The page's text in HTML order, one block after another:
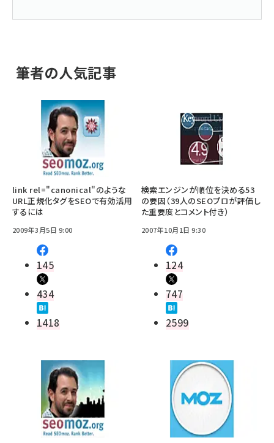
筆者の人気記事
link rel="canonical"のような
URL正規化タグをSEOで有効活用
するには
2009年3月5日 9:00
145
434
1418
検索エンジンが順位を決める53
の要因（39人のSEOプロが評価し
た重要度とコメント付き）
2007年10月1日 9:30
124
747
2599